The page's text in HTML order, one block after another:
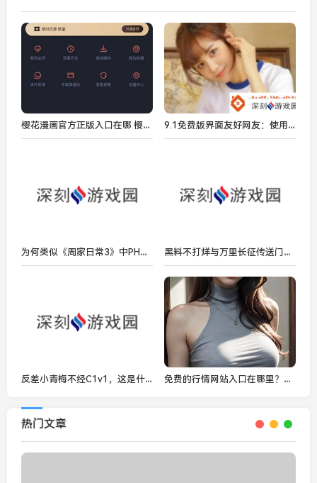
樱花漫画官方正版入口在哪 樱花漫画2024防走失地址入口一览 9.1免费版界面友好网友：使用起来非常顺手轻松上手！
为何类似《周家日常3》中PH乔舒的角色如此吸引观众？ 黑料不打烊与万里长征传送门隐藏入口到底有什么关系？
反差小青梅不经C1v1，这是什么样的故事？ 免费的行情网站入口在哪里？如何快速找到您需要的投资信息？
热门文章